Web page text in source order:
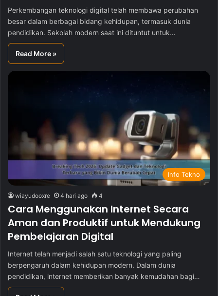
Perkembangan teknologi digital telah membawa perubahan
besar dalam berbagai bidang kehidupan, termasuk dunia
pendidikan. Sekolah modern saat ini dituntut untuk…
Read More »
Info Tekno
wiayudooxre 4 hari ago 4
Cara Menggunakan Internet Secara
Aman dan Produktif untuk Mendukung
Pembelajaran Digital
Internet telah menjadi salah satu teknologi yang paling
berpengaruh dalam kehidupan modern. Dalam dunia
pendidikan, internet memberikan banyak kemudahan bagi…